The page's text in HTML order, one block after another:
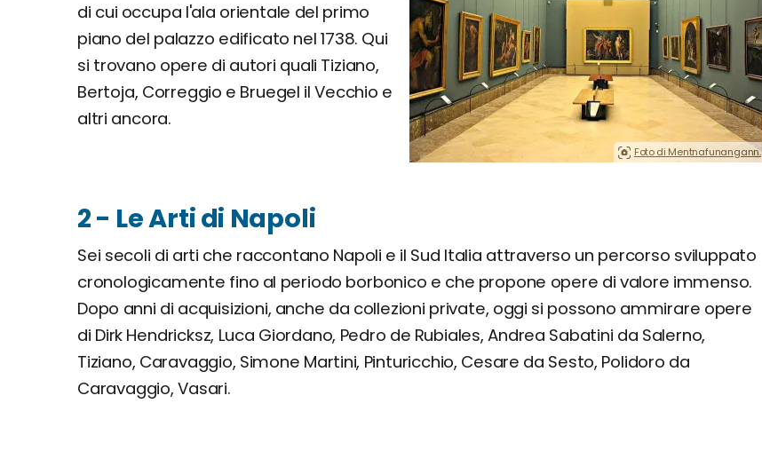
Foto di Mentnafunangann.
di cui occupa l'ala orientale del primo
piano del palazzo edificato nel 1738. Qui
si trovano opere di autori quali Tiziano,
Bertoja, Correggio e Bruegel il Vecchio e
altri ancora.
2 - Le Arti di Napoli
Sei secoli di arti che raccontano Napoli e il Sud Italia attraverso un percorso sviluppato
cronologicamente fino al periodo borbonico e che propone opere di valore immenso.
Dopo anni di acquisizioni, anche da collezioni private, oggi si possono ammirare opere
di Dirk Hendricksz, Luca Giordano, Pedro de Rubiales, Andrea Sabatini da Salerno,
Tiziano, Caravaggio, Simone Martini, Pinturicchio, Cesare da Sesto, Polidoro da
Caravaggio, Vasari.